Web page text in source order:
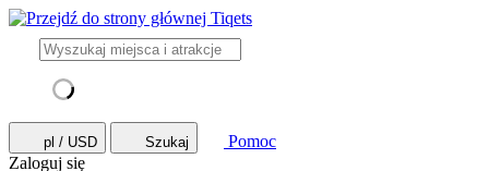
pl / USD Szukaj
Pomoc
Zaloguj się